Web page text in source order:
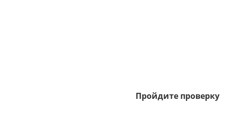
Пройдите проверку